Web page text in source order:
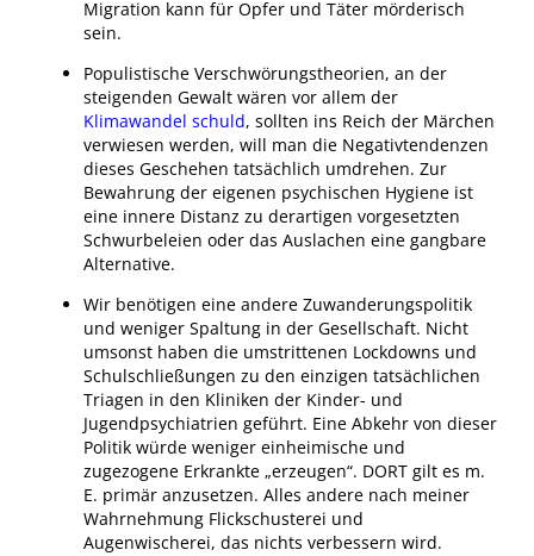
Migration kann für Opfer und Täter mörderisch
sein.
Populistische Verschwörungstheorien, an der
steigenden Gewalt wären vor allem der
Klimawandel schuld, sollten ins Reich der Märchen
verwiesen werden, will man die Negativtendenzen
dieses Geschehen tatsächlich umdrehen. Zur
Bewahrung der eigenen psychischen Hygiene ist
eine innere Distanz zu derartigen vorgesetzten
Schwurbeleien oder das Auslachen eine gangbare
Alternative.
Wir benötigen eine andere Zuwanderungspolitik
und weniger Spaltung in der Gesellschaft. Nicht
umsonst haben die umstrittenen Lockdowns und
Schulschließungen zu den einzigen tatsächlichen
Triagen in den Kliniken der Kinder- und
Jugendpsychiatrien geführt. Eine Abkehr von dieser
Politik würde weniger einheimische und
zugezogene Erkrankte „erzeugen“. DORT gilt es m.
E. primär anzusetzen. Alles andere nach meiner
Wahrnehmung Flickschusterei und
Augenwischerei, das nichts verbessern wird.